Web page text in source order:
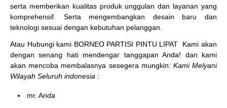
serta memberikan kualitas produk unggulan dan layanan yang
komprehensif. Serta mengembangkan desain baru dan
teknologi sesuai dengan kebutuhan pelanggan.
Atau Hubungi kami BORNEO PARTISI PINTU LIPAT
Kami akan
dengan senang hati mendengar tanggapan Anda! dan kami
akan mencoba membalasnya sesegera mungkin: Kami Melyani
Wilayah Seluruh indonesia :
mr. Anda